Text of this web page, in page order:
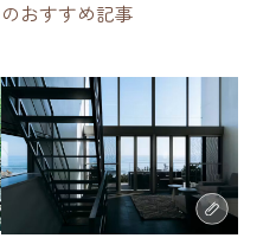
のおすすめ記事